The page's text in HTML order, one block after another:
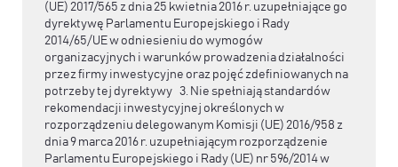
(UE) 2017/565 z dnia 25 kwietnia 2016 r. uzupełniające go
dyrektywę Parlamentu Europejskiego i Rady
2014/65/UE w odniesieniu do wymogów
organizacyjnych i warunków prowadzenia działalności
przez firmy inwestycyjne oraz pojęć zdefiniowanych na
potrzeby tej dyrektywy 3. Nie spełniają standardów
rekomendacji inwestycyjnej określonych w
rozporządzeniu delegowanym Komisji (UE) 2016/958 z
dnia 9 marca 2016 r. uzupełniającym rozporządzenie
Parlamentu Europejskiego i Rady (UE) nr 596/2014 w